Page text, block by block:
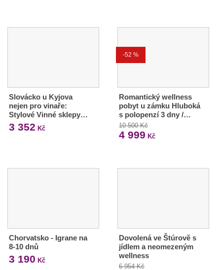
Slovácko u Kyjova
nejen pro vinaře:
Stylové Vinné sklepy…
3 352 Kč
-52 %
Romantický wellness
pobyt u zámku Hluboká
s polopenzí 3 dny /…
10 500 Kč
4 999 Kč
Chorvatsko - Igrane na
8-10 dnů
3 190 Kč
Dovolená ve Štúrově s
jídlem a neomezeným
wellness
6 954 Kč